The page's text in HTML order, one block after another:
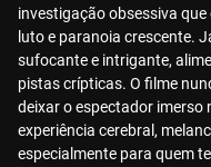
investigação obsessiva
luto e paranoia crescente.
sufocante e intrigante,
pistas crípticas. O filme
deixar o espectador imerso
experiência cerebral,
especialmente para quem